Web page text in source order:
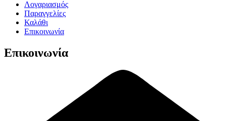
Λογαριασμός
Παραγγελίες
Καλάθι
Επικοινωνία
Επικοινωνία